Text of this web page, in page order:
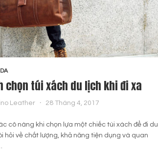
chọn túi xách du lịch khi đi xa
Leather 28 Tháng 4, 2017
cô nàng khi chọn lựa một chiếc túi xách để đi du
hỏi về chất lượng, khả năng tiện dụng và quan